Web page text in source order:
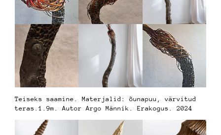
Teiseks saamine. Materjalid: õunapuu, värvitud
teras.1.9m. Autor Argo Männik. Erakogus. 2024